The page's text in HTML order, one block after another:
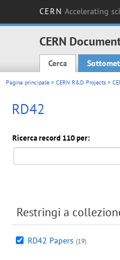
CERN Accelerating
CERN
Main
Cerca
Pagina principale > CERN R&D Projects >
RD42
Ricerca record 110 per:
Restringi a
RD42 Papers (19)